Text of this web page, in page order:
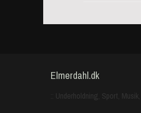
Elmerdahl.dk
:: Underholdning, Sport,